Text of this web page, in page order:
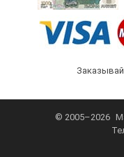
© 2005–2026